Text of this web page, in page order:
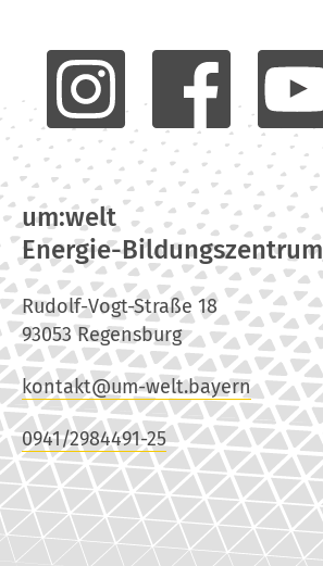
um:welt
Energie-Bildungszentrum
Rudolf-Vogt-Straße 18
93053 Regensburg
kontakt@um-welt.bayern
0941/2984491-25